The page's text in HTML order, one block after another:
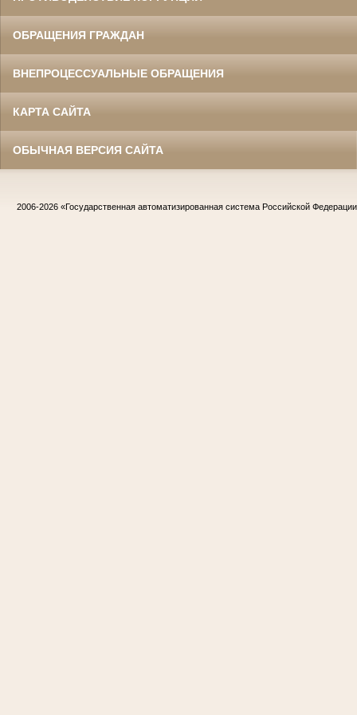
ОБРАЩЕНИЯ ГРАЖДАН
ВНЕПРОЦЕССУАЛЬНЫЕ ОБРАЩЕНИЯ
КАРТА САЙТА
ОБЫЧНАЯ ВЕРСИЯ САЙТА
2006-2026 «Государственная автоматизированная система Российской